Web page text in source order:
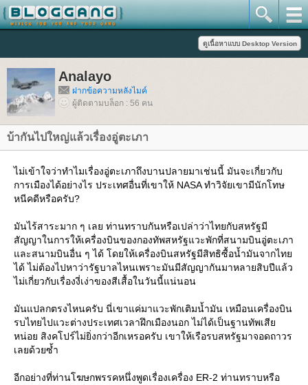
Analayo
ฝากข้อความหลังไมค์
ผู้ติดตามบล็อก : 56 คน
บ้ากันไปใหญ่แล้วเรื่องอู่ตะเภา
ไม่เข้าใจว่าทำไมเรื่องอู่ตะเภาถึงบานปลายมาเช่นนี้ มันจะเกี่ยวกับ
การเมืองได้อย่างไร ประเทศอื่นที่เขาให้ NASA ทำวิจัยเขามีนักโทษ
หนีคดีหรือครับ?
มันไร้สาระมาก ๆ เลย ท่านทราบกันหรือเปล่าว่าไทยกับสหรัฐมี
สัญญาในการให้เครื่องบินของกองทัพสหรัฐแวะพักที่สนามบินอู่ตะเภา
ละสนามบินอื่น ๆ ได้ โดยให้เครื่องบินสหรัฐมีสิทธิซื้อน้ำมันจากไท
ได้ ไม่ต้องไปหาว่ารัฐบาลไหนเพราะมันมีสัญญากันมาหลายสิบปีแล้ว
ไม่เกี่ยวกับเรื่องงี่เง่าของสีเสื้อในวันนี้แน่นอน
มันแปลกตรงไหนครับ นี่เขาแค่มาแวะพักเติมน้ำมัน เหมือนเครื่องบิน
รบไทยไปแวะต่างประเทศเวลาฝึกเมืองนอก ไม่ได้เป็นฐานทัพเสี
หน่อย สิงคโปร์ไม่ยิ่งกว่าอีกเหรอครับ เขาให้เรือรบสหรัฐมาจอดถาวร
เลยด้วยซ้ำ
อีกอย่างที่ท่านโฆษกพรรคหนึ่งพูดเรื่องเครื่อง ER-2 ท่านทราบหรือ